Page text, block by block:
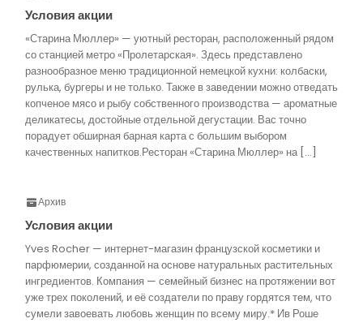
Условия акции
«Старина Мюллер» — уютный ресторан, расположенный рядом
со станцией метро «Пролетарская». Здесь представлено
разнообразное меню традиционной немецкой кухни: колбаски,
рулька, бургеры и не только. Также в заведении можно отведать
копченое мясо и рыбу собственного производства — ароматные
деликатесы, достойные отдельной дегустации. Вас точно
порадует обширная барная карта с большим выбором
качественных напитков.Ресторан «Старина Мюллер» на […]
Архив
Условия акции
Yves Rocher — интернет-магазин французской косметики и
парфюмерии, созданной на основе натуральных растительных
ингредиентов. Компания — семейный бизнес на протяжении вот
уже трех поколений, и её создатели по праву гордятся тем, что
сумели завоевать любовь женщин по всему миру.* Ив Роше